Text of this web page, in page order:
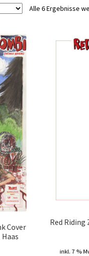
Alle 6 Ergebnisse
Cover
Red Riding
inkl. 7 %